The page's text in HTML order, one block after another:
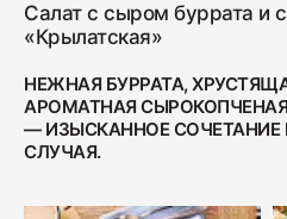
Салат с сыром буррата и
«Крылатская»
НЕЖНАЯ БУРРАТА,
АРОМАТНАЯ
— ИЗЫСКАННОЕ СОЧЕТАНИЕ
СЛУЧАЯ.